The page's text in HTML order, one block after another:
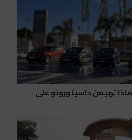
تهيمن داسيا ورونو على